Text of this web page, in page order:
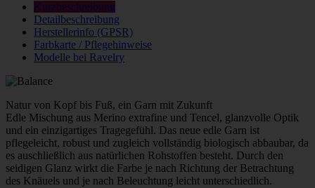
Kurzbeschreibung
Detailbeschreibung
Herstellerinfo (GPSR)
Farbkarte / Pflegehinweise
Modelle bei Ravelry
Natur von Kopf bis Fuß, ein Garn mit Zukunft
Edle Mischung aus Merino extrafine und Tencel, glanzvolle Optik
und ein einzigartiges Tragegefühl. Das neue edle Garn ist
pflegeleicht, robust und zugleich vollständig biologisch abbaubar, da
es auschließlich aus natürlichen Rohstoffen besteht. Durch den
seidigen Glanz wirkt die Farbe je nach Richtung der Betrachtung
des Knäuels und je nach Beleuchtung leicht unterschiedlich.